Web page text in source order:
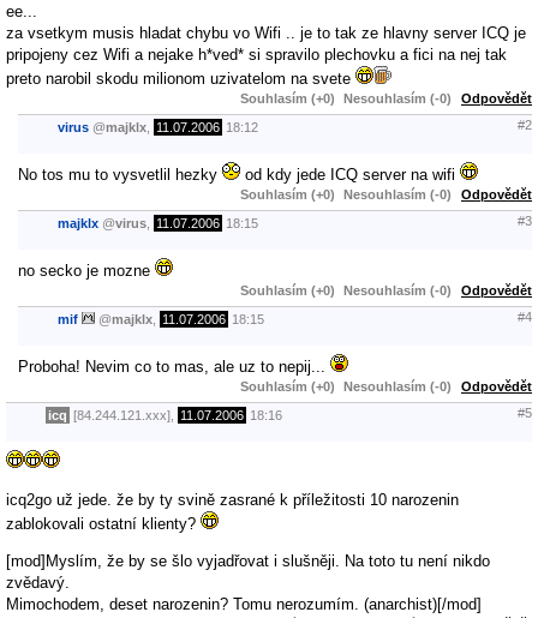
ee...
za vsetkym musis hladat chybu vo Wifi .. je to tak ze hlavny server ICQ je
pripojeny cez Wifi a nejake h*ved* si spravilo plechovku a fici na nej tak
preto narobil skodu milionom uzivatelom na svete
Souhlasím (+0) Nesouhlasím (-0) Odpovědět
virus @majklx 11.07.2006 18:12 #2
No tos mu to vysvetlil hezky od kdy jede ICQ server na wifi
Souhlasím (+0) Nesouhlasím (-0) Odpovědět
majklx @virus 11.07.2006 18:15 #3
no secko je mozne
Souhlasím (+0) Nesouhlasím (-0) Odpovědět
mif @majklx 11.07.2006 18:15 #4
Proboha! Nevim co to mas, ale uz to nepij...
Souhlasím (+0) Nesouhlasím (-0) Odpovědět
icq [84.244.121.xxx], 11.07.2006 18:16 #5
icq2go už jede. že by ty svině zasrané k příležitosti 10 narozenin
zablokovali ostatní klienty?
[mod]Myslím, že by se šlo vyjadřovat i slušněji. Na toto tu není nikdo
zvědavý.
Mimochodem, deset narozenin? Tomu nerozumím. (anarchist)[/mod]